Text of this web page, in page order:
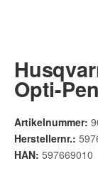
Opti-
Artikelnummer:
Herstellernr.:
HAN: 597669010